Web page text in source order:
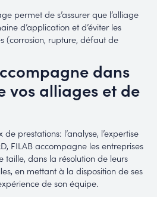
permet de s’assurer que l’alliage
d’application et d’éviter les
(corrosion, rupture, défaut de
dans
vos alliages et de
prestations: l’analyse, l’expertise
FILAB accompagne les entreprises
taille, dans la résolution de leurs
en mettant à la disposition de ses
de son équipe.